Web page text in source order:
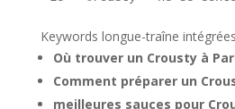
Keywords longue-traîne
Où trouver un Crousty à
Comment préparer un
meilleures sauces pour